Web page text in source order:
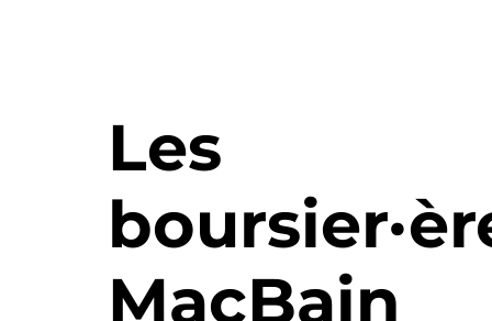
Les
MacBain